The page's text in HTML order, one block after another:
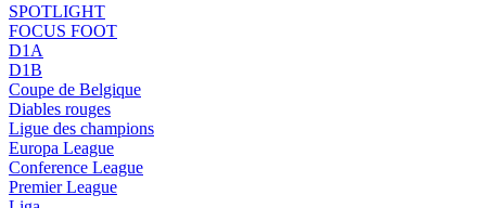
SPOTLIGHT
FOCUS FOOT
D1A
D1B
Coupe de Belgique
Diables rouges
Ligue des champions
Europa League
Conference League
Premier League